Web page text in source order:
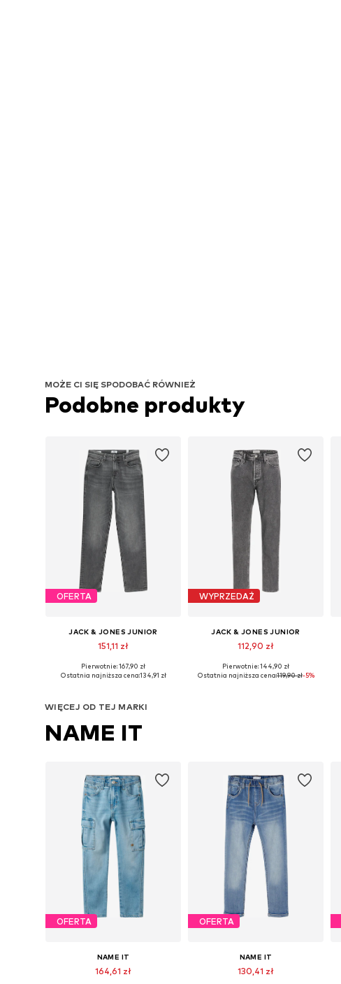
MOŻE CI SIĘ SPODOBAĆ RÓWNIEŻ
Podobne produkty
OFERTA
JACK & JONES JUNIOR
151,11 zł
Dostępne w różnych rozmiarach
Pierwotnie: 167,90 zł
Ostatnia najniższa cena:134,91 zł
WYPRZEDAŻ
JACK & JONES JUNIOR
112,90 zł
Dostępne w różnych rozmiarach
Pierwotnie: 144,90 zł
Ostatnia najniższa cena:119,90 zł-5%
WIĘCEJ OD TEJ MARKI
NAME IT
OFERTA
NAME IT
164,61 zł
OFERTA
NAME IT
130,41 zł